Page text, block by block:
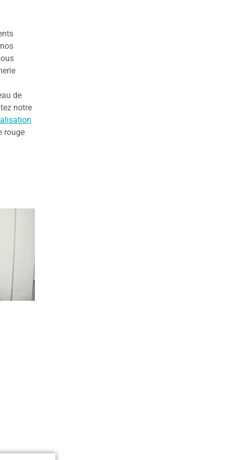
de
notre
rouge